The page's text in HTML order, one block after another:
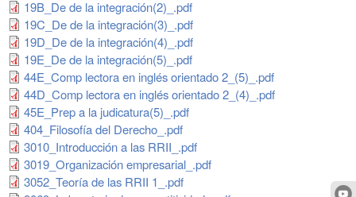
19B_De de la integración(2)_.pdf
19C_De de la integración(3)_.pdf
19D_De de la integración(4)_.pdf
19E_De de la integración(5)_.pdf
44E_Comp lectora en inglés orientado 2_(5)_.pdf
44D_Comp lectora en inglés orientado 2_(4)_.pdf
45E_Prep a la judicatura(5)_.pdf
404_Filosofía del Derecho_.pdf
3010_Introducción a las RRII_.pdf
3019_Organización empresarial_.pdf
3052_Teoría de las RRII 1_.pdf